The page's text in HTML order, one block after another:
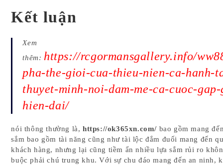
Kết luận
Xem
thêm: https://rcgormansgallery.info/
pha-the-gioi-cua-thieu-nien-ca-hanh-
thuyet-minh-noi-dam-me-ca-cuoc-
hien-dai/
nói thông thường là,https://ok365xn.com/ bao gồm mang
sắm bao gồm tài năng cũng như tài lộc đắm đuối mang đến
khách hàng, nhưng lại cũng tiềm ẩn nhiều lựa sắm rủi ro
buộc phải chú trung khu. Với sự chu đáo mang đến an ninh,